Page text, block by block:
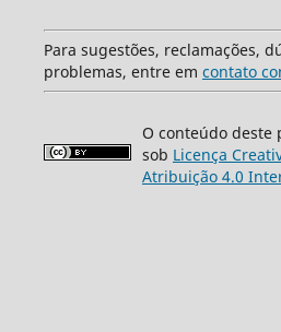
Para sugestões, reclamações,
problemas, entre em contato
O conteúdo deste
sob Licença
Atribuição 4.0